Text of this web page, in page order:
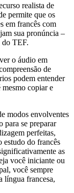
realista de
permite que os
em francês com
sua pronúncia –
do TEF.
o áudio em
de
podem entender
mesmo copiar e
modos envolventes
para se preparar
perfeitas,
estudo do francês
as
você iniciante ou
você sempre
língua francesa,